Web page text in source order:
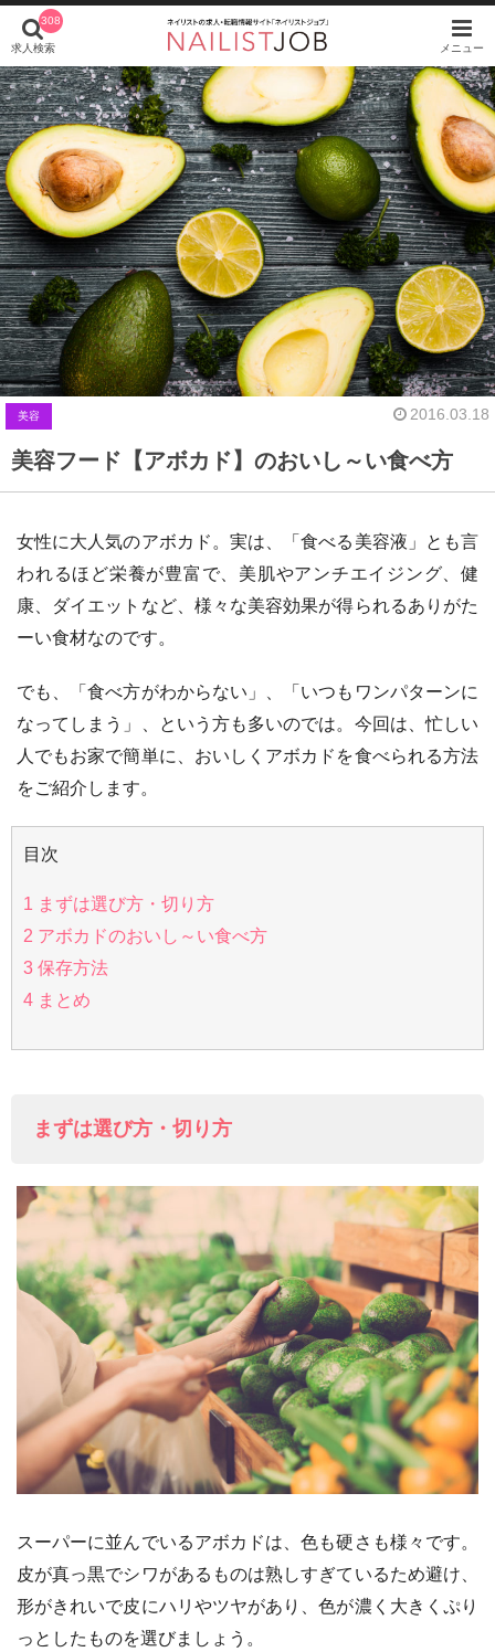
308
求人検索 メニュー
美容 2016.03.18
美容フード【アボカド】のおいし～い食べ方
女性に大人気のアボカド。実は、「食べる美容液」とも言
われるほど栄養が豊富で、美肌やアンチエイジング、健
康、ダイエットなど、様々な美容効果が得られるありがた
ーい食材なのです。
でも、「食べ方がわからない」、「いつもワンパターンに
なってしまう」、という方も多いのでは。今回は、忙しい
人でもお家で簡単に、おいしくアボカドを食べられる方法
をご紹介します。
目次
1 まずは選び方・切り方
2 アボカドのおいし～い食べ方
3 保存方法
4 まとめ
まずは選び方・切り方
スーパーに並んでいるアボカドは、色も硬さも様々です。
皮が真っ黒でシワがあるものは熟しすぎているため避け、
形がきれいで皮にハリやツヤがあり、色が濃く大きくぷり
っとしたものを選びましょう。